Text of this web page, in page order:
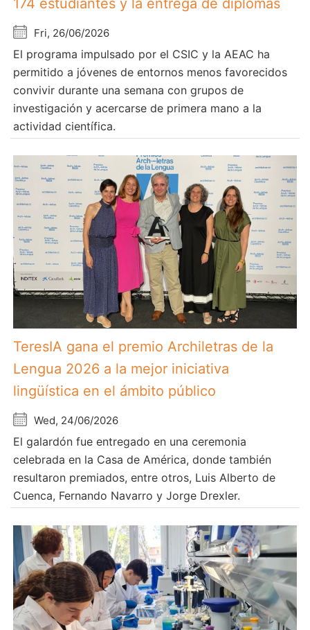
174 estudiantes y la entrega de diplomas
Fri, 26/06/2026
El programa impulsado por el CSIC y la AEAC ha
permitido a jóvenes de entornos menos favorecidos
convivir durante una semana con grupos de
investigación y acercarse de primera mano a la
actividad científica.
TeresIA gana el premio Archiletras de la
Lengua 2026 a la mejor iniciativa
lingüística en el ámbito público
Wed, 24/06/2026
El galardón fue entregado en una ceremonia
celebrada en la Casa de América, donde también
resultaron premiados, entre otros, Luis Alberto de
Cuenca, Fernando Navarro y Jorge Drexler.